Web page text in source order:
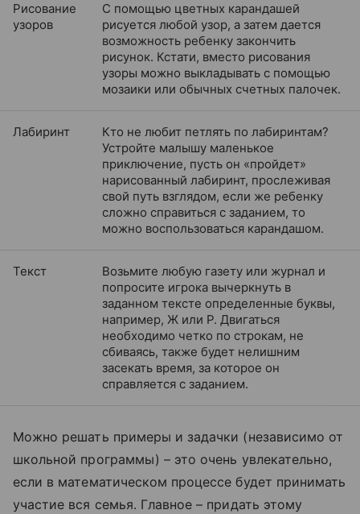
Рисование
узоров
С помощью цветных карандашей
рисуется любой узор, а затем дается
возможность ребенку закончить
рисунок. Кстати, вместо рисования
узоры можно выкладывать с помощью
мозаики или обычных счетных палочек.
Лабиринт
Кто не любит петлять по лабиринтам?
Устройте малышу маленькое
приключение, пусть он «пройдет»
нарисованный лабиринт, прослеживая
свой путь взглядом, если же ребенку
сложно справиться с заданием, то
можно воспользоваться карандашом.
Текст
Возьмите любую газету или журнал и
попросите игрока вычеркнуть в
заданном тексте определенные буквы,
например, Ж или Р. Двигаться
необходимо четко по строкам, не
сбиваясь, также будет нелишним
засекать время, за которое он
справляется с заданием.
Можно решать примеры и задачки (независимо от
школьной программы) – это очень увлекательно,
если в математическом процессе будет принимать
участие вся семья. Главное – придать этому